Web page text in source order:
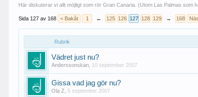
Här diskuterar vi allt möjligt som rör Gran Canaria. (Utom Las Palmas som
Sida 127 av 168 < Bakåt 1 ← 125 126 127 128 129 → 168
Rubrik
Vädret just nu?
Anderssonskan 10 september 2007
Gissa vad jag gör nu?
Ola Z 5 september 2007